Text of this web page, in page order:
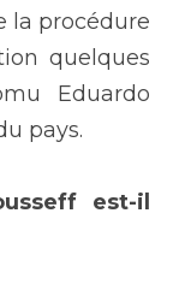
la procédure
quelques
Eduardo
pays.
est-il